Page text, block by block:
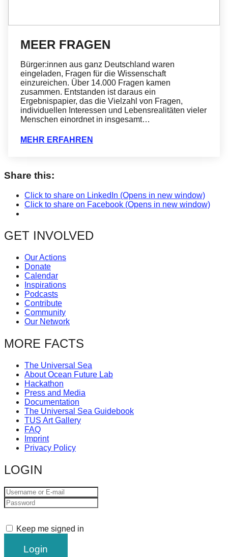
MEER FRAGEN
Bürger:innen aus ganz Deutschland waren
eingeladen, Fragen für die Wissenschaft
einzureichen. Über 14.000 Fragen kamen
zusammen. Entstanden ist daraus ein
Ergebnispapier, das die Vielzahl von Fragen,
individuellen Interessen und Lebensrealitäten vieler
Menschen einordnet in insgesamt…
MEHR ERFAHREN
Share this:
Click to share on LinkedIn (Opens in new window)
Click to share on Facebook (Opens in new window)
GET INVOLVED
Our Actions
Donate
Calendar
Inspirations
Podcasts
Contribute
Community
Our Network
MORE FACTS
The Universal Sea
About Ocean Future Lab
Hackathon
Press and Media
Documentation
The Universal Sea Guidebook
TUS Art Gallery
FAQ
Imprint
Privacy Policy
LOGIN
Keep me signed in